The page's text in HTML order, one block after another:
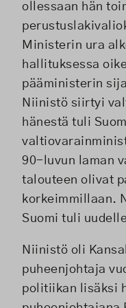
ollessaan hän
Ministerin ura
hallituksessa
pääministerin
Niinistö siirtyi
hänestä tuli
90-luvun laman
talouteen olivat
korkeimmillaan.
Suomi tuli
Niinistö oli
puheenjohtaja
politiikan lisäksi